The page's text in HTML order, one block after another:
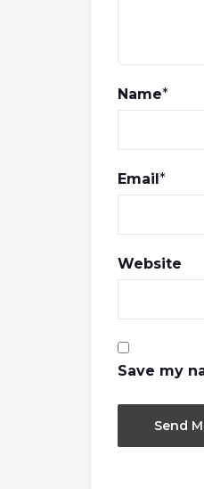
Name*
Email*
Website
Save my